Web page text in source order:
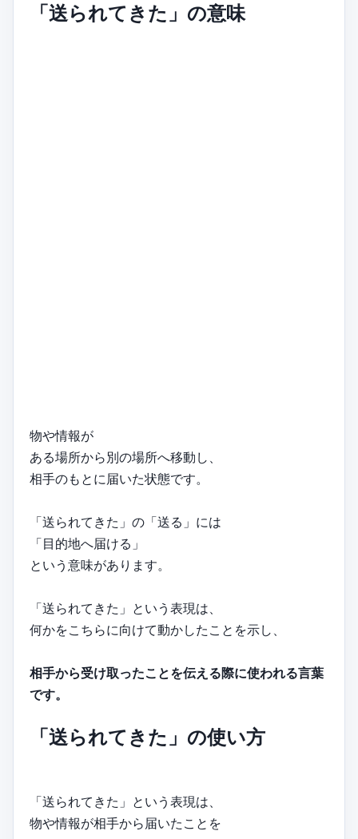
「送られてきた」の意味
物や情報が
ある場所から別の場所へ移動し、
相手のもとに届いた状態です。
「送られてきた」の「送る」には
「目的地へ届ける」
という意味があります。
「送られてきた」という表現は、
何かをこちらに向けて動かしたことを示し、
相手から受け取ったことを伝える際に使われる言葉
です。
「送られてきた」の使い方
「送られてきた」という表現は、
物や情報が相手から届いたことを